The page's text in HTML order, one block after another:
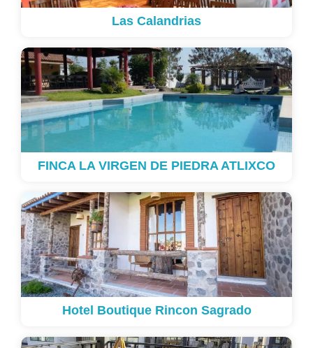
Las Calandrias
FINCA LA VIRGEN DE PIEDRA ATLIXCO
Hotel Boutique Rincon Sagrado